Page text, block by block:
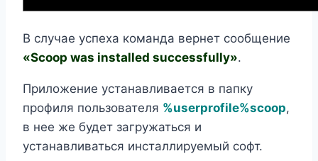
В случае успеха команда вернет сообщение
«Scoop was installed successfully».
Приложение устанавливается в папку
профиля пользователя %userprofile%scoop,
в нее же будет загружаться и
устанавливаться инсталлируемый софт.